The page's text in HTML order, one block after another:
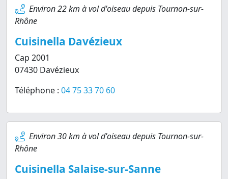
Environ 22 km à vol d'oiseau depuis Tournon-sur-
Rhône
Cuisinella Davézieux
Cap 2001
07430 Davézieux
Téléphone : 04 75 33 70 60
Environ 30 km à vol d'oiseau depuis Tournon-sur-
Rhône
Cuisinella Salaise-sur-Sanne